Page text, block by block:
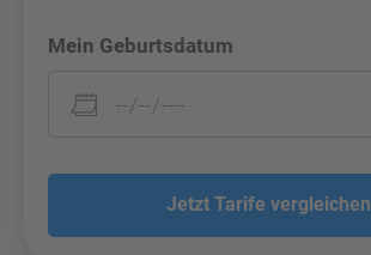
Mein Geburtsdatum
Jetzt Tarife vergleichen